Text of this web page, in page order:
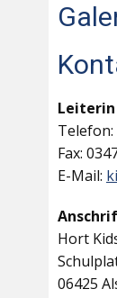
Telefon:
Fax:
E-Mail:
Hort
06425